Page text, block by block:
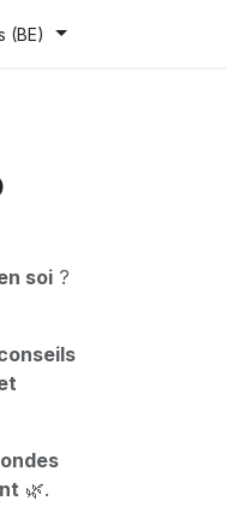
(BE)
soi ?
ondes
🌿.